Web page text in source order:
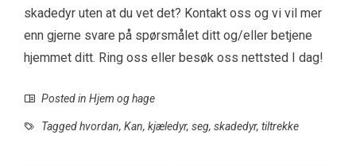
skadedyr uten at du vet det? Kontakt oss og vi vil mer
enn gjerne svare på spørsmålet ditt og/eller betjene
hjemmet ditt. Ring oss eller besøk oss nettsted I dag!
Posted in Hjem og hage
Taggedhvordan, Kan, kjæledyr, seg, skadedyr, tiltrekke